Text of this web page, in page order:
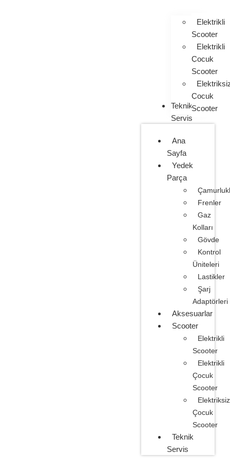
Elektrikli
Scooter
Elektrikli
Çocuk
Scooter
Çocuk
Scooter
Teknik
Servis
Ana
Sayfa
Yedek
Parça
Frenler
Gaz
Kolları
Gövde
Kontrol
Üniteleri
Lastikler
Şarj
Adaptörleri
Aksesuarlar
Scooter
Elektrikli
Scooter
Elektrikli
Çocuk
Scooter
Elektriksiz
Çocuk
Scooter
Teknik
Servis